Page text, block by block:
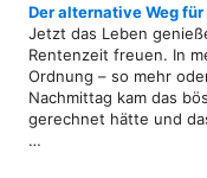
Der alternative Weg
Jetzt das Leben
Rentenzeit freuen. In
Ordnung – so mehr
Nachmittag kam das
gerechnet hätte und
…